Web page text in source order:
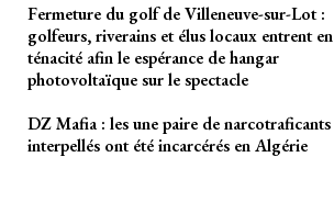
Fermeture du golf de Villeneuve-sur-Lot :
golfeurs, riverains et élus locaux entrent en
ténacité afin le espérance de hangar
photovoltaïque sur le spectacle
DZ Mafia : les une paire de narcotraficants
interpellés ont été incarcérés en Algérie